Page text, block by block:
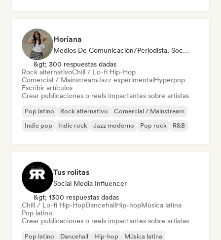
Horiana
Medios De Comunicación/Periodista, Social Media Influencer
&gt; 300 respuestas dadas
Rock alternativoChill / Lo-fi Hip-Hop
Comercial / MainstreamJazz experimentalHyperpop
Escribir artículos
Crear publicaciones o reels impactantes sobre artistas
Pop latino Rock alternativo
Comercial / Mainstream
Indie pop
Indie rock Jazz moderno Pop rock R&B
Tus rolitas
Social Media Influencer
&gt; 1300 respuestas dadas
Chill / Lo-fi Hip-HopDancehallHip-hopMúsica latina
Pop latino
Crear publicaciones o reels impactantes sobre artistas
Pop latino Dancehall Hip-hop
Música latina